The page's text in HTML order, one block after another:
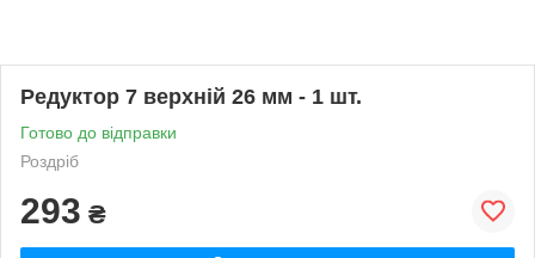
Редуктор 7 верхній 26 мм - 1 шт.
Готово до відправки
Роздріб
293 ₴